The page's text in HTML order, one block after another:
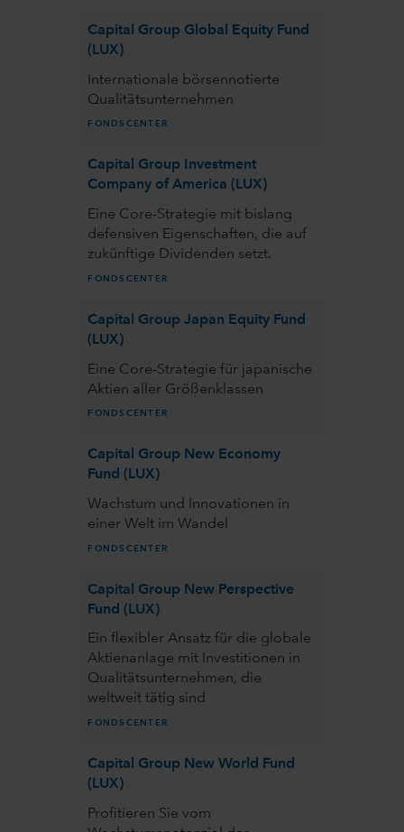
Capital Group Global Equity Fund
(LUX)
Internationale börsennotierte
Qualitätsunternehmen
FONDSCENTER
Capital Group Investment
Company of America (LUX)
Eine Core-Strategie mit bislang
defensiven Eigenschaften, die auf
zukünftige Dividenden setzt.
FONDSCENTER
Capital Group Japan Equity Fund
(LUX)
Eine Core-Strategie für japanische
Aktien aller Größenklassen
FONDSCENTER
Capital Group New Economy
Fund (LUX)
Wachstum und Innovationen in
einer Welt im Wandel
FONDSCENTER
Capital Group New Perspective
Fund (LUX)
Ein flexibler Ansatz für die globale
Aktienanlage mit Investitionen in
Qualitätsunternehmen, die
weltweit tätig sind
FONDSCENTER
Capital Group New World Fund
(LUX)
Profitieren Sie vom